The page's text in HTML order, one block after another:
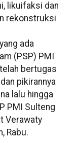
likuifaksi dan
rekonstruksi
ada
(PSP) PMI
bertugas
pikirannya
lalu hingga
PMI Sulteng
Verawaty
Rabu.